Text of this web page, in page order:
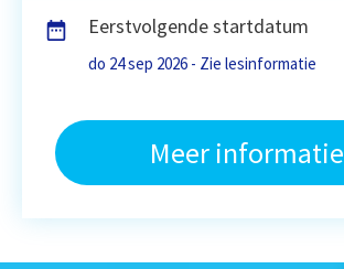
Eerstvolgende startdatum
do 24 sep 2026 - Zie lesinformatie
Meer informatie